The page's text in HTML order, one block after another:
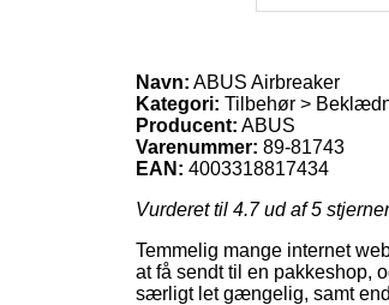
Navn: ABUS Airbreaker
Kategori: Tilbehør >
Producent: ABUS
Varenummer: 89-81743
EAN: 4003318817434
Vurderet til 4.7ud af 5
Temmelig mange internet
at få sendt til en pakkeshop,
særligt let gængelig, samt